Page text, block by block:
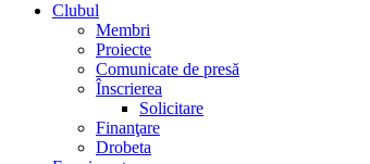
Clubul
Membri
Proiecte
Comunicate de presă
Înscrierea
Solicitare
Finanţare
Drobeta